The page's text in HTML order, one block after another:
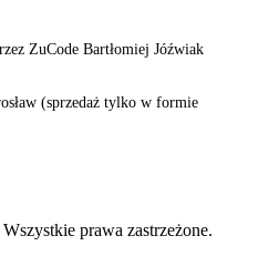
ZuCode Bartłomiej Jóźwiak
(sprzedaż tylko w formie
prawa zastrzeżone.